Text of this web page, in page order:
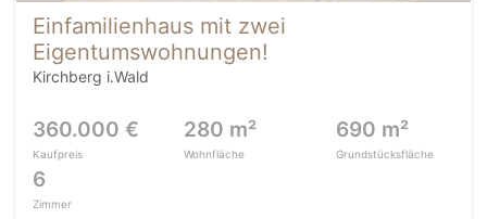
Einfamilienhaus mit zwei
Eigentumswohnungen!
Kirchberg i.Wald
360.000 €
Kaufpreis
280 m²
Wohnfläche
690 m²
Grundstücksfläche
6
Zimmer